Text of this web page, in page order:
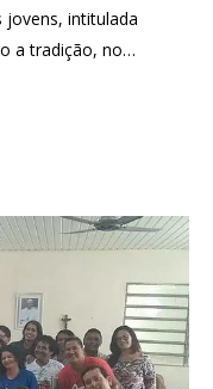
intitulada
a tradição, no…